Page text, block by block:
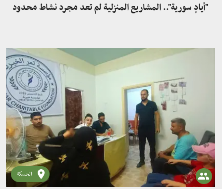
"أيادٍ سورية".. المشاريع المنزلية لم تعد مجرد نشاط محدود
الحسكة